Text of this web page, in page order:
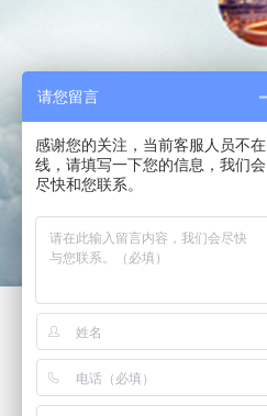
请您留言
感谢您的关注，当前客服人员不在
线，请填写一下您的信息，我们会
尽快和您联系。